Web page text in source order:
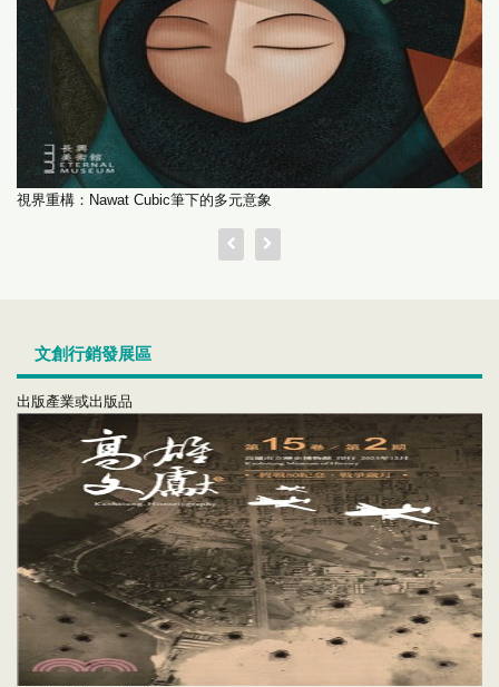
視界重構：Nawat Cubic筆下的多元意象
文創行銷發展區
出版產業或出版品